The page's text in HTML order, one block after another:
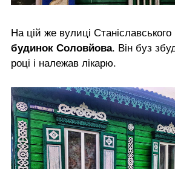
На цій же вулиці
будинок Соловйова. Він буз
році і належав лікарю.